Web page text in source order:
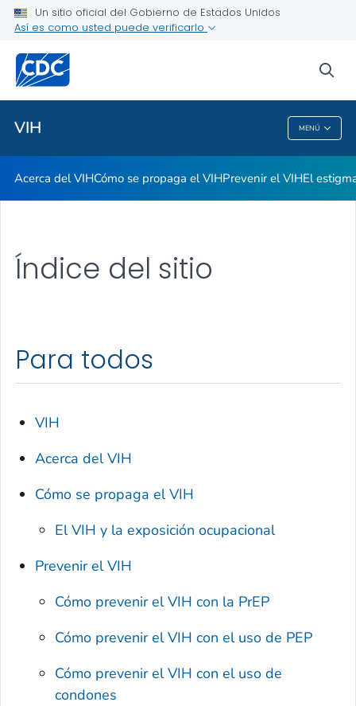
Un sitio oficial del Gobierno de Estados Unidos
Así es como usted puede verificarlo
VIH MENÚ
El estigma y el VIH
Temas relacionados
VIH
Acerca del VIHCómo se propaga el VIHPrevenir el VIHEl
Índice del sitio
Para todos
VIH
Acerca del VIH
Cómo se propaga el VIH
El VIH y la exposición ocupacional
Prevenir el VIH
Cómo prevenir el VIH con la PrEP
Cómo prevenir el VIH con el uso de PEP
Cómo prevenir el VIH con el uso de
condones